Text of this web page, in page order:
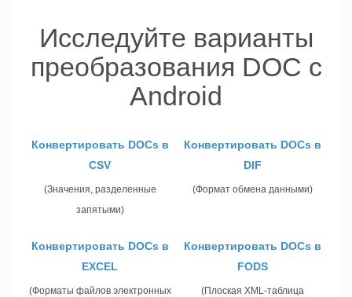
Исследуйте варианты
преобразования DOC с
Android
Конвертировать DOCs в
CSV
(Значения, разделенные
запятыми)
Конвертировать DOCs в
DIF
(Формат обмена данными)
Конвертировать DOCs в
EXCEL
(Форматы файлов электронных
Конвертировать DOCs в
FODS
(Плоская XML-таблица